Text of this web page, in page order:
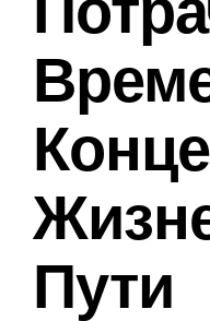
Конце
Пути